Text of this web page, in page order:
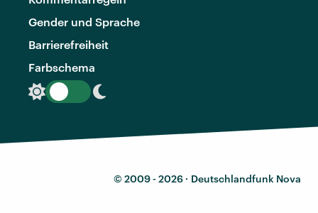
Gender und Sprache
Barrierefreiheit
Farbschema
© 2009 - 2026 · Deutschlandfunk Nova